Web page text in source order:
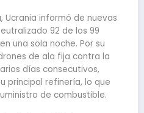
Ucrania informó de nuevas
92 de los 99
una sola noche. Por su
de ala fija contra la
días consecutivos,
principal refinería, lo que
de combustible.